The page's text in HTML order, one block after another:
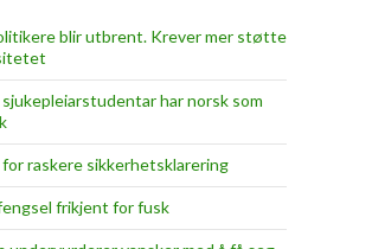
blir utbrent. Krever mer støtte
sjukepleiar­studentar har norsk som
raskere sikkerhets­klarering
frikjent for fusk